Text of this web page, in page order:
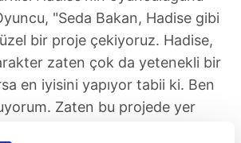
"Seda Bakan, Hadise gibi
bir proje çekiyoruz. Hadise,
zaten çok da yetenekli bir
en iyisini yapıyor tabii ki. Ben
Zaten bu projede yer